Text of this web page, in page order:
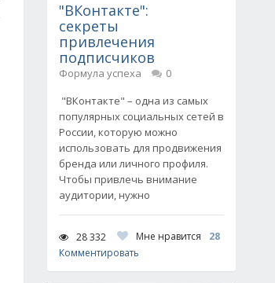
"ВКонтакте":
секреты
привлечения
подписчиков
Формула успеха
0
"ВКонтакте" – одна из самых
популярных социальных сетей в
России, которую можно
использовать для продвижения
бренда или личного профиля.
Чтобы привлечь внимание
аудитории, нужно
28 332 Мне нравится
28
Комментировать